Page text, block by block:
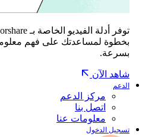
بخطوة لمساعدتك على فهم
بسرعة.
شاهد الآن
الدعم
مركز الدعم
اتصل بنا
معلومات عنا
تسجيل الدخول